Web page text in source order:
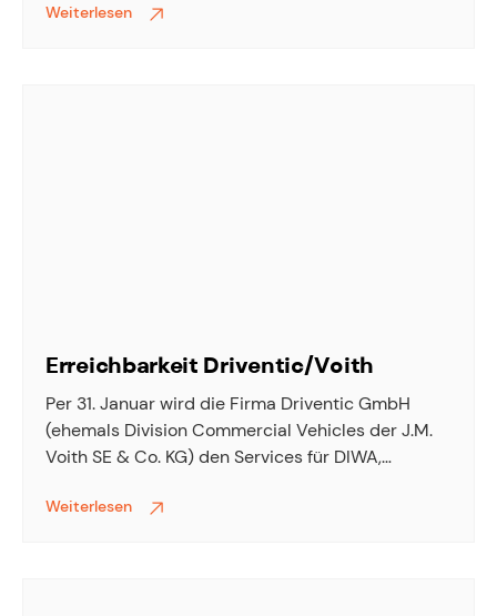
Sie sich bitte direkt an den Hersteller.
Weiterlesen
Erreichbarkeit Driventic/Voith
Per 31. Januar wird die Firma Driventic GmbH
(ehemals Division Commercial Vehicles der J.M.
Voith SE & Co. KG) den Services für DIWA,
übernehmen. Weitere Details und die
Weiterlesen